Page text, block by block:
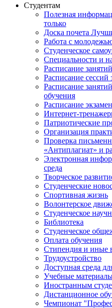
Студентам
Полезная
только
Доска почета
Работа с
Студенческое
Специальности и
Расписание
Расписание
Расписание
обучения
Расписание
Интернет-
Патриотические
Организация
Проверка
«Антиплагиат» и
Электронная
среда
Творческое
Студенческие
Спортивная жизнь
Волонтерское
Студенческое
Библиотека
Студенческое
Оплата обучения
Стипендия и иные
Трудоустройство
Доступная среда
Учебные
Иностранным
Дистанционное
Чемпионат